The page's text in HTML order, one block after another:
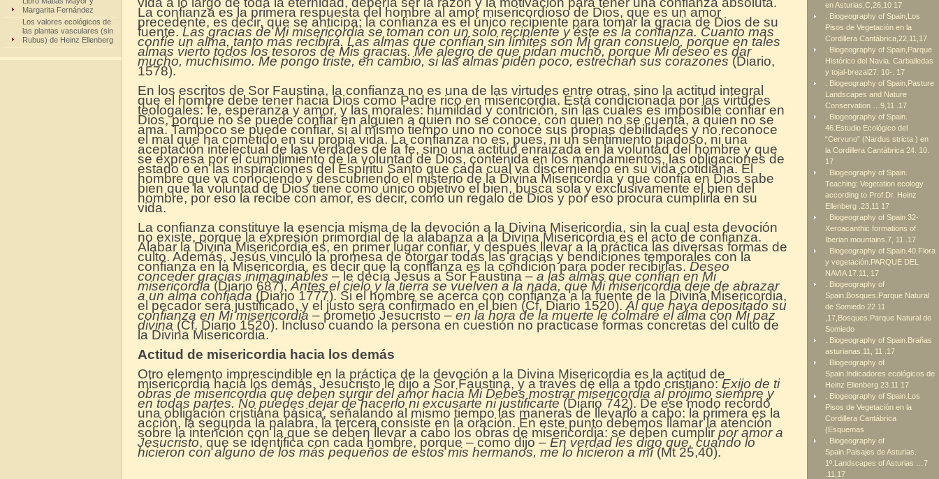
Margarita Fernández
Los valores ecológicos de
las plantas vasculares (sin
Rubus) de Heinz Ellenberg
La confianza es la primera respuesta del hombre al amor misericordioso de Dios, que es un amor
precedente, es decir, que se anticipa; la confianza es el único recipiente para tomar la gracia de Dios de su
fuente. Las gracias de Mi misericordia se toman con un solo recipiente y éste es la confianza. Cuanto mas
confíe un alma, tanto más recibirá. Las almas que confían sin límites son Mi gran consuelo, porque en tales
almas vierto todos los tesoros de Mis gracias. Me alegro de que pidan mucho, porque Mi deseo es dar
mucho, muchísimo. Me pongo triste, en cambio, si las almas piden poco, estrechan sus corazones (Diario,
1578).
En los escritos de Sor Faustina, la confianza no es una de las virtudes entre otras, sino la actitud integral
que el hombre debe tener hacia Dios como Padre rico en misericordia. Está condicionada por las virtudes
teologales: fe, esperanza y amor, y las morales: humildad y contrición, sin las cuales es imposible confiar en
Dios, porque no se puede confiar en alguien a quien no se conoce, con quien no se cuenta, a quien no se
ama. Tampoco se puede confiar, si al mismo tiempo uno no conoce sus propias debilidades y no reconoce
el mal que ha cometido en su propia vida. La confianza no es, pues, ni un sentimiento piadoso, ni una
aceptación intelectual de las verdades de la fe, sino una actitud enraizada en la voluntad del hombre y que
se expresa por el cumplimiento de la voluntad de Dios, contenida en los mandamientos, las obligaciones de
estado o en las inspiraciones del Espíritu Santo que cada cual va discerniendo en su vida cotidiana. El
hombre que va conociendo y descubriendo el misterio de la Divina Misericordia y que confía en Dios sabe
bien que la voluntad de Dios tiene como único objetivo el bien, busca sola y exclusivamente el bien del
hombre, por eso la recibe con amor, es decir, como un regalo de Dios y por eso procura cumplirla en su
vida.
La confianza constituye la esencia misma de la devoción a la Divina Misericordia, sin la cual esta devoción
no existe, porque la expresión primordial de la alabanza a la Divina Misericordia es el acto de confianza.
Alabar la Divina Misericordia es, en primer lugar confiar, y después llevar a la práctica las diversas formas de
culto. Además, Jesús vinculó la promesa de otorgar todas las gracias y bendiciones temporales con la
confianza en la Misericordia, es decir que la confianza es la condición para poder recibirlas. Deseo
conceder gracias inimaginables – le decía Jesús a Sor Faustina – a las almas que confían en Mi
misericordia (Diario 687). Antes el cielo y la tierra se vuelven a la nada, que Mi misericordia deje de abrazar
a un alma confiada (Diario 1777). Si el hombre se acerca con confianza a la fuente de la Divina Misericordia,
el pecador será justificado, y el justo será confirmado en el bien (Cf. Diario 1520). Al que haya depositado su
confianza en Mi misericordia – prometió Jesucristo – en la hora de la muerte le colmaré el alma con Mi paz
divina (Cf. Diario 1520). Incluso cuando la persona en cuestión no practicase formas concretas del culto de
la Divina Misericordia.
Actitud de misericordia hacia los demás
Otro elemento imprescindible en la práctica de la devoción a la Divina Misericordia es la actitud de
misericordia hacia los demás. Jesucristo le dijo a Sor Faustina, y a través de ella a todo cristiano: Exijo de ti
obras de misericordia que deben surgir del amor hacia Mi Debes mostrar misericordia al prójimo siempre y
en todas partes. No puedes dejar de hacerlo ni excusarte ni justificarte (Diario 742). De ese modo recordó
una obligación cristiana básica, señalando al mismo tiempo las maneras de llevarlo a cabo: la primera es la
acción, la segunda la palabra, la tercera consiste en la oración. En este punto debemos llamar la atención
sobre la intención con la que se deben llevar a cabo los obras de misericordia: se deben cumplir por amor a
Jesucristo, que se identifica con cada hombre, porque – como dijo – En verdad les digo que, cuando lo
hicieron con alguno de los más pequeños de estos mis hermanos, me lo hicieron a mí(Mt 25,40).
en Asturias,C,26,10 17
. Biogeography of Spain,Los
Pisos de Vegetación en la
Cordillera Cantábrica,22,11,17
. Biogeography of Spain,Parque
Histórico del Navia. Carballedas
y tojal-brezal27. 10-. 17
. Biogeography of Spain,Pasture
Landscapes and Nature
Conservation …9,11 .17
. Biogeography of Spain.
46.Estudio Ecológico del
“Cervuno” (Nardus stricta ) en
la Cordillera Cantábrica 24. 10.
17
. Biogeography of Spain.
Teaching: Vegetation ecology
according to Prof.Dr. Heinz
Ellenberg .23,11 17
. Biogeography of Spain.32-
Xeroacanthic formations of
Iberian mountains.7, 11 .17
. Biogeography of Spain.40.Flora
y vegetación.PARQUE DEL
NAVIA 17.11, 17
. Biogeography of
Spain.Bosques.Parque Natural
de Somiedo 22 11
,17,Bosques.Parque Natural de
Somiedo
. Biogeography of Spain.Brañas
asturianas.11, 11 .17
. Biogeography of
Spain.Indicadores ecológicos de
Heinz Ellenberg 23.11 17
. Biogeography of Spain.Los
Pisos de Vegetación en la
Cordillera Cantábrica
(Esquemas
. Biogeography of
Spain.Paisajes de Asturias.
1º.Landscapes of Asturias …7
.11,17